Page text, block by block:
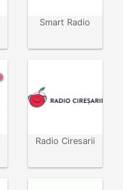
Smart Radio
Radio Ciresarii